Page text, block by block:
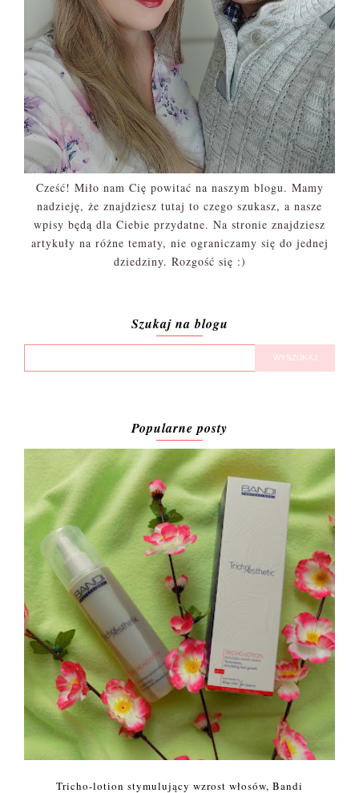
Cześć! Miło nam Cię powitać na naszym blogu. Mamy
nadzieję, że znajdziesz tutaj to czego szukasz, a nasze
wpisy będą dla Ciebie przydatne. Na stronie znajdziesz
artykuły na różne tematy, nie ograniczamy się do jednej
dziedziny. Rozgość się :)
Szukaj na blogu
Popularne posty
Tricho-lotion stymulujący wzrost włosów, Bandi